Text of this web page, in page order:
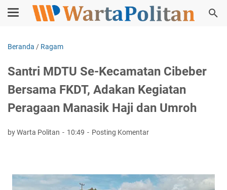
Beranda / Ragam
Santri MDTU Se-Kecamatan Cibeber
Bersama FKDT, Adakan Kegiatan
Peragaan Manasik Haji dan Umroh
by Warta Politan 10:49 Posting Komentar